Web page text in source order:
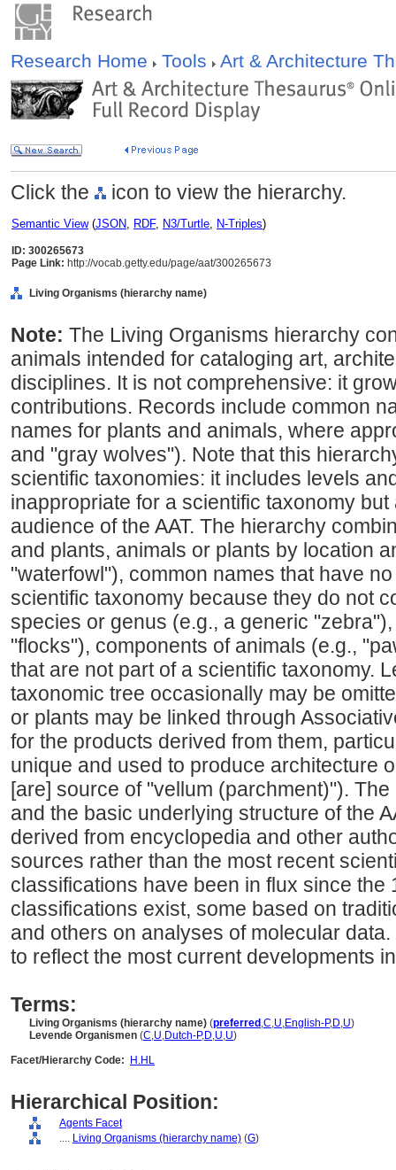
Research Home Tools Art & Architecture
Click the icon to view the hierarchy.
Semantic View(JSON, RDF, N3/Turtle, N-Triples)
ID: 300265673
Page Link: http://vocab.getty.edu/page/aat/300265673
Living Organisms (hierarchy name)
Note: The Living Organisms hierarchy
animals intended for cataloging art,
disciplines. It is not comprehensive: it
contributions. Records include common
names for plants and animals, where
and "gray wolves"). Note that this
scientific taxonomies: it includes levels
inappropriate for a scientific taxonomy
audience of the AAT. The hierarchy
and plants, animals or plants by location
"waterfowl"), common names that have
scientific taxonomy because they do not
species or genus (e.g., a generic
"flocks"), components of animals (e.g.,
that are not part of a scientific taxonomy.
taxonomic tree occasionally may be
or plants may be linked through
for the products derived from them,
unique and used to produce architecture
[are] source of "vellum (parchment)").
and the basic underlying structure of the
derived from encyclopedia and other
sources rather than the most recent
classifications have been in flux since the
classifications exist, some based on
and others on analyses of molecular
to reflect the most current developments
Terms:
Living Organisms (hierarchy name) (preferred ,C,U,English-P,D,U)
Levende Organismen (C,U,Dutch-P,D,U,U)
Facet/Hierarchy Code:
H.HL
Hierarchical Position:
Agents Facet
.... Living Organisms (hierarchy name) (G)